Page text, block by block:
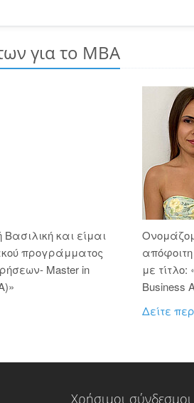
για το ΜΒΑ
και είμαι
προγράμματος
Master in
με τίτλο:
Business
Δείτε
Χρήσιμοι σύνδεσμοι